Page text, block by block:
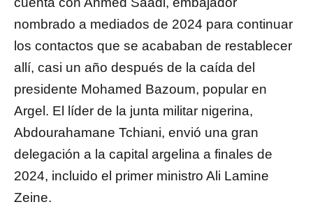
nombrado a mediados de 2024 para continuar
los contactos que se acababan de restablecer
allí, casi un año después de la caída del
presidente Mohamed Bazoum, popular en
Argel. El líder de la junta militar nigerina,
Abdourahamane Tchiani, envió una gran
delegación a la capital argelina a finales de
2024, incluido el primer ministro Ali Lamine
Zeine.